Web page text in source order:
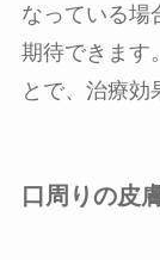
なっている場
期待できます
とで、治療効
口周りの皮